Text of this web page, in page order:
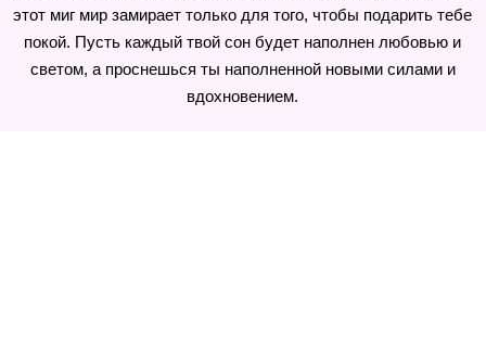
этот миг мир замирает только для того, чтобы подарить тебе
покой. Пусть каждый твой сон будет наполнен любовью и
светом, а проснешься ты наполненной новыми силами и
вдохновением.